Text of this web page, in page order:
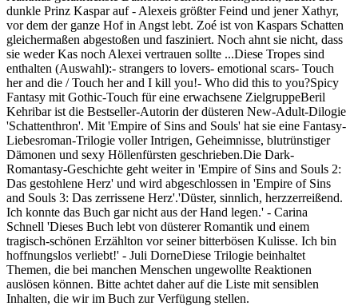
dunkle Prinz Kaspar auf - Alexeis größter Feind und jener Xathyr,
vor dem der ganze Hof in Angst lebt. Zoé ist von Kaspars Schatten
gleichermaßen abgestoßen und fasziniert. Noch ahnt sie nicht, dass
sie weder Kas noch Alexei vertrauen sollte ...Diese Tropes sind
enthalten (Auswahl):- strangers to lovers- emotional scars- Touch
her and die / Touch her and I kill you!- Who did this to you?Spicy
Fantasy mit Gothic-Touch für eine erwachsene ZielgruppeBeril
Kehribar ist die Bestseller-Autorin der düsteren New-Adult-Dilogie
'Schattenthron'. Mit 'Empire of Sins and Souls' hat sie eine Fantasy-
Liebesroman-Trilogie voller Intrigen, Geheimnisse, blutrünstiger
Dämonen und sexy Höllenfürsten geschrieben.Die Dark-
Romantasy-Geschichte geht weiter in 'Empire of Sins and Souls 2:
Das gestohlene Herz' und wird abgeschlossen in 'Empire of Sins
and Souls 3: Das zerrissene Herz'.'Düster, sinnlich, herzzerreißend.
Ich konnte das Buch gar nicht aus der Hand legen.' - Carina
Schnell 'Dieses Buch lebt von düsterer Romantik und einem
tragisch-schönen Erzählton vor seiner bitterbösen Kulisse. Ich bin
hoffnungslos verliebt!' - Juli DorneDiese Trilogie beinhaltet
Themen, die bei manchen Menschen ungewollte Reaktionen
auslösen können. Bitte achtet daher auf die Liste mit sensiblen
Inhalten, die wir im Buch zur Verfügung stellen.